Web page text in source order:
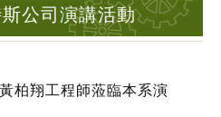
公司演講活動
柏翔工程師蒞臨本系演